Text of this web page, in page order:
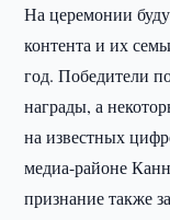
На церемонии
контента и их
год. Победители
награды, а
на известных
медиа-районе
признание также